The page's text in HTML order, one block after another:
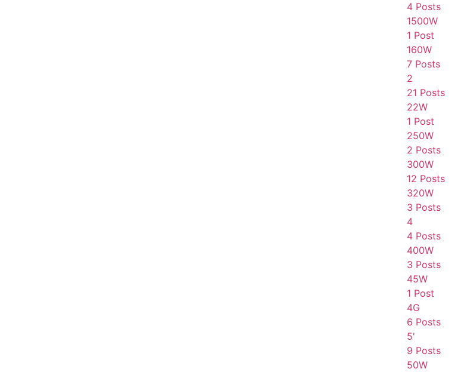
4 Posts
1500W
1 Post
160W
7 Posts
2
21 Posts
22W
1 Post
250W
2 Posts
300W
12 Posts
320W
3 Posts
4
4 Posts
400W
3 Posts
45W
1 Post
4G
6 Posts
5'
9 Posts
50W